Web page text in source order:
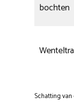
bochten
Schatting